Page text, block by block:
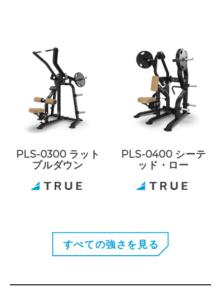
PLS-0300 ラット
プルダウン
PLS-0400 シーテ
ッド・ロー
すべての強さを見る